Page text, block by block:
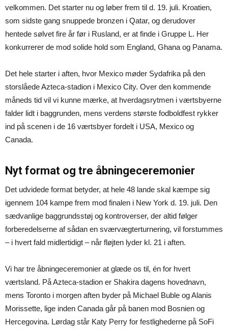
velkommen. Det starter nu og løber frem til d. 19. juli. Kroatien,
som sidste gang snuppede bronzen i Qatar, og derudover
hentede sølvet fire år før i Rusland, er at finde i Gruppe L. Her
konkurrerer de mod solide hold som England, Ghana og Panama.
Det hele starter i aften, hvor Mexico møder Sydafrika på den
storslåede Azteca-stadion i Mexico City. Over den kommende
måneds tid vil vi kunne mærke, at hverdagsrytmen i værtsbyerne
falder lidt i baggrunden, mens verdens største fodboldfest rykker
ind på scenen i de 16 værtsbyer fordelt i USA, Mexico og
Canada.
Nyt format og tre åbningeceremonier
Det udvidede format betyder, at hele 48 lande skal kæmpe sig
igennem 104 kampe frem mod finalen i New York d. 19. juli. Den
sædvanlige baggrundsstøj og kontroverser, der altid følger
forberedelserne af sådan en sværvægterturnering, vil forstummes
– i hvert fald midlertidigt – når fløjten lyder kl. 21 i aften.
Vi har tre åbningeceremonier at glæde os til, én for hvert
værtsland. På Azteca-stadion er Shakira dagens hovednavn,
mens Toronto i morgen aften byder på Michael Buble og Alanis
Morissette, lige inden Canada går på banen mod Bosnien og
Hercegovina. Lørdag står Katy Perry for festlighederne på SoFi